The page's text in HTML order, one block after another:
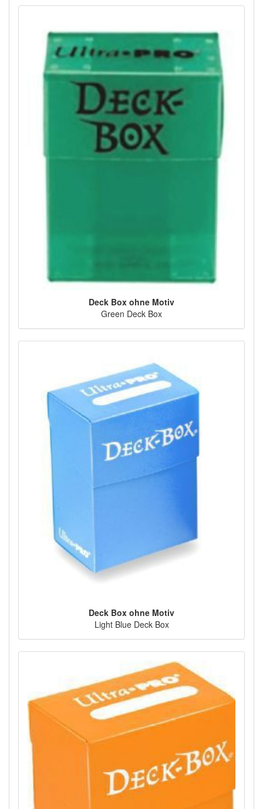
Deck Box ohne Motiv
Green Deck Box
Deck Box ohne Motiv
Light Blue Deck Box